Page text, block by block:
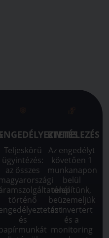
Teljeskörű
ügyintézés:
az összes
történő
és
KIVITELEZÉS
Az engedélyt
követően 1
munkanapon
belül
telepítünk,
beüzemeljük
az invertert
és a
monitoring